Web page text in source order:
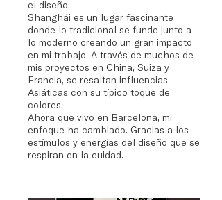
el diseño.
Shanghái es un lugar fascinante
donde lo tradicional se funde junto a
lo moderno creando un gran impacto
en mi trabajo. A través de muchos de
mis proyectos en China, Suiza y
Francia, se resaltan influencias
Asiáticas con su típico toque de
colores.
Ahora que vivo en Barcelona, mi
enfoque ha cambiado. Gracias a los
estímulos y energías del diseño que se
respiran en la cuidad.